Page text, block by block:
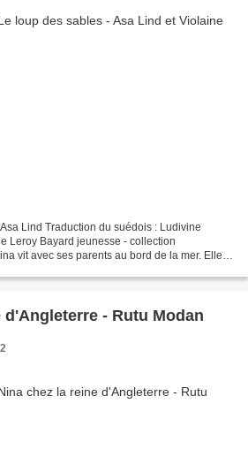
Lind Traduction du suédois : Ludivine
Leroy Bayard jeunesse - collection
vit avec ses parents au bord de la mer. Elle
d'Angleterre - Rutu Modan